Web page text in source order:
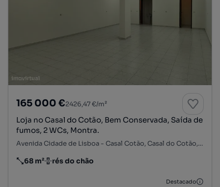
165 000 €2426,47 €/m²
Loja no Casal do Cotão, Bem Conservada, Saída de
fumos, 2 WCs, Montra.
Avenida Cidade de Lisboa - Casal Cotão, Casal do Cotão, Cacém e São Marcos, Sintra, Lisboa
Preço por metro quadrado
68 m²
Andar rés do chão
Destacado